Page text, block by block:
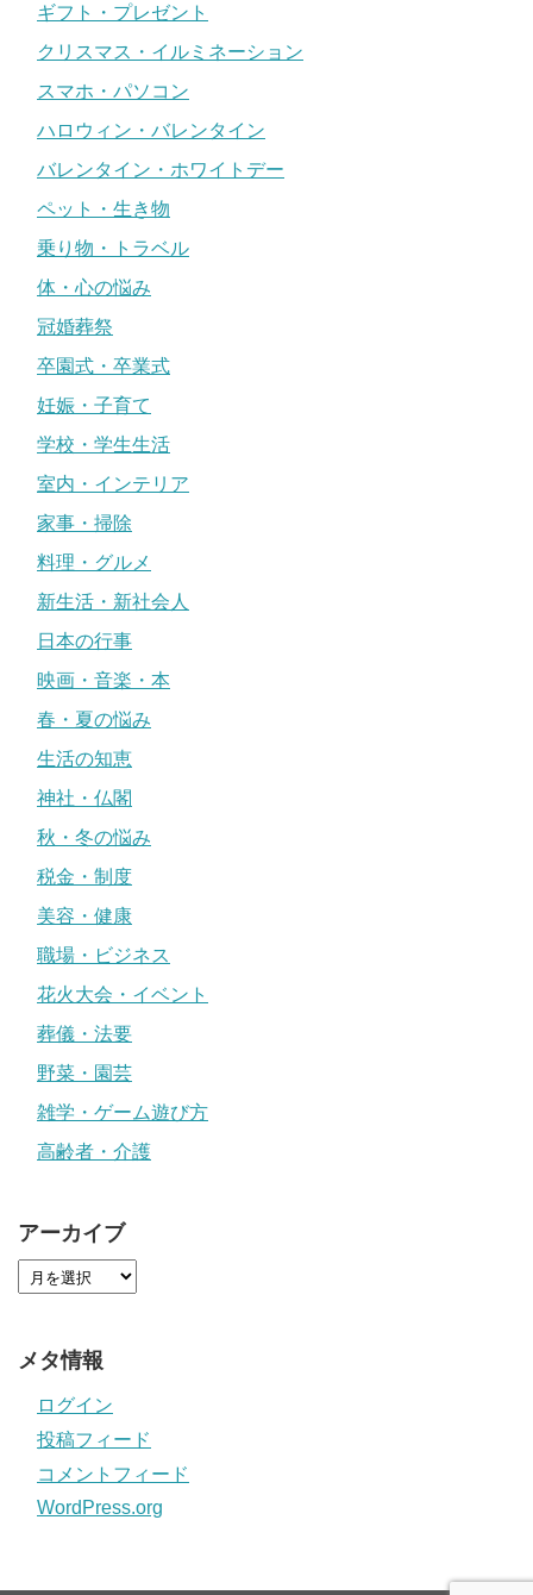
ギフト・プレゼント
クリスマス・イルミネーション
スマホ・パソコン
ハロウィン・バレンタイン
バレンタイン・ホワイトデー
ペット・生き物
乗り物・トラベル
体・心の悩み
冠婚葬祭
卒園式・卒業式
妊娠・子育て
学校・学生生活
室内・インテリア
家事・掃除
料理・グルメ
新生活・新社会人
日本の行事
映画・音楽・本
春・夏の悩み
生活の知恵
神社・仏閣
秋・冬の悩み
税金・制度
美容・健康
職場・ビジネス
花火大会・イベント
葬儀・法要
野菜・園芸
雑学・ゲーム遊び方
高齢者・介護
アーカイブ
メタ情報
ログイン
投稿フィード
コメントフィード
WordPress.org